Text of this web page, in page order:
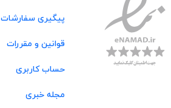
پیگیری سفارشات
قوانین و مقررات
حساب کاربری
مجله خبری